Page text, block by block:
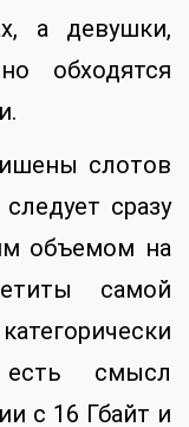
а девушки,
обходятся
слотов
сразу
объемом на
самой
есть смысл
с 16 Гбайт и